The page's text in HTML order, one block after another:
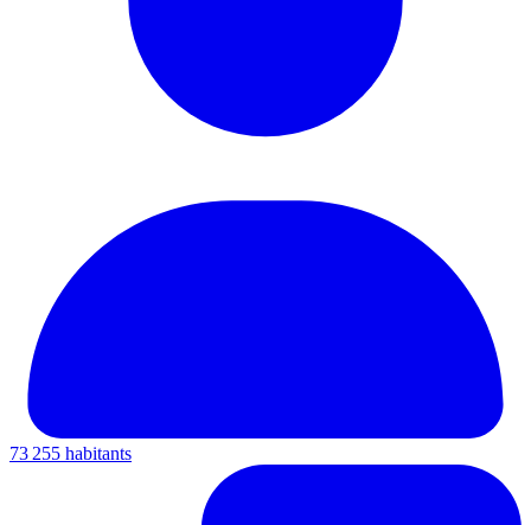
73 255 habitants